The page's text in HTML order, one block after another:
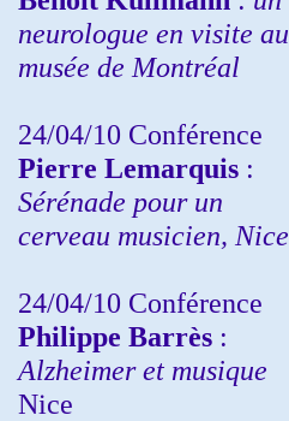
neurologue en visite au
musée de Montréal
24/04/10 Conférence
Pierre Lemarquis :
Sérénade pour un
cerveau musicien, Nice
24/04/10 Conférence
Philippe Barrès :
Alzheimer et musique
Nice